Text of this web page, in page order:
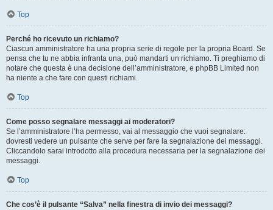
Top
Perché ho ricevuto un richiamo?
Ciascun amministratore ha una propria serie di regole per la propria Board. Se
pensa che tu ne abbia infranta una, può mandarti un richiamo. Ti preghiamo di
notare che questa è una decisione dell’amministratore, e phpBB Limited non
ha niente a che fare con questi richiami.
Top
Come posso segnalare messaggi ai moderatori?
Se l’amministratore l’ha permesso, vai al messaggio che vuoi segnalare:
dovresti vedere un pulsante che serve per fare la segnalazione dei messaggi.
Cliccandolo sarai introdotto alla procedura necessaria per la segnalazione dei
messaggi.
Top
Che cos’è il pulsante “Salva” nella finestra di invio dei messaggi?